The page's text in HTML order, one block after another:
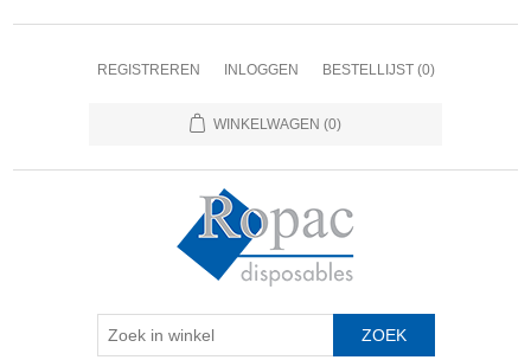
REGISTREREN INLOGGEN BESTELLIJST (0)
WINKELWAGEN (0)